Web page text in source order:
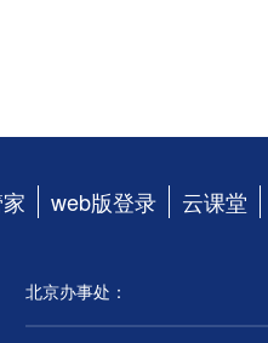
web版登录 云课堂
北京办事处：